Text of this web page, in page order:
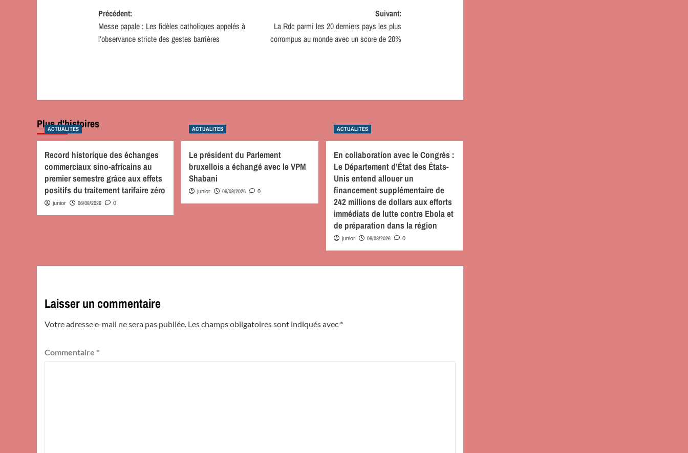
Navigation
d’article
Précédent:
Messe papale : Les fidèles catholiques appelés à
l’observance stricte des gestes barrières
Suivant:
La Rdc parmi les 20 derniers pays les plus
corrompus au monde avec un score de 20%
Plus d'histoires
ACTUALITES
Record historique des échanges
commerciaux sino-africains au
premier semestre grâce aux effets
positifs du traitement tarifaire zéro
junior 06/08/2026 0
ACTUALITES
Le président du Parlement
bruxellois a échangé avec le VPM
Shabani
junior 06/08/2026 0
ACTUALITES
En collaboration avec le Congrès :
Le Département d’État des États-
Unis entend allouer un
financement supplémentaire de
242 millions de dollars aux efforts
immédiats de lutte contre Ebola et
de préparation dans la région
junior 06/08/2026 0
Laisser un commentaire
Votre adresse e-mail ne sera pas publiée. Les champs obligatoires sont indiqués avec *
Commentaire *